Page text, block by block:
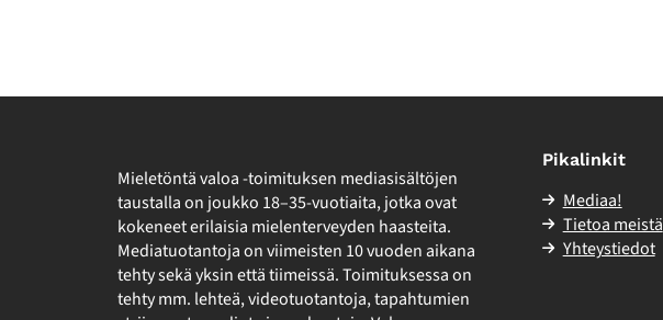
Mieletöntä valoa -toimituksen mediasisältöjen
taustalla on joukko 18–35-vuotiaita, jotka ovat
kokeneet erilaisia mielenterveyden haasteita.
Mediatuotantoja on viimeisten 10 vuoden aikana
tehty sekä yksin että tiimeissä. Toimituksessa on
tehty mm. lehteä, videotuotantoja, tapahtumien
Pikalinkit
Mediaa!
Tietoa meistä
Yhteystiedot